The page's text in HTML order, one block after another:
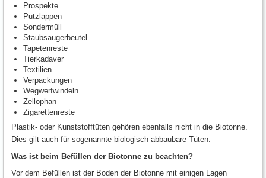
Prospekte
Putzlappen
Sondermüll
Staubsaugerbeutel
Tapetenreste
Tierkadaver
Textilien
Verpackungen
Wegwerfwindeln
Zellophan
Zigarettenreste
Plastik- oder Kunststofftüten gehören ebenfalls nicht in die Biotonne.
Dies gilt auch für sogenannte biologisch abbaubare Tüten.
Was ist beim Befüllen der Biotonne zu beachten?
Vor dem Befüllen ist der Boden der Biotonne mit einigen Lagen